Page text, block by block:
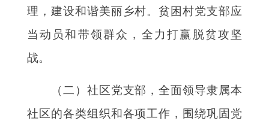
理，建设和谐美丽乡村。贫困村党支部应
当动员和带领群众，全力打赢脱贫攻坚
战。
（二）社区党支部，全面领导隶属本
社区的各类组织和各项工作，围绕巩固党